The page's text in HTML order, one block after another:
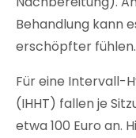
Behandlung kann
erschöpfter fühlen.
Für eine Intervall-
(IHHT) fallen je
etwa 100 Euro an.